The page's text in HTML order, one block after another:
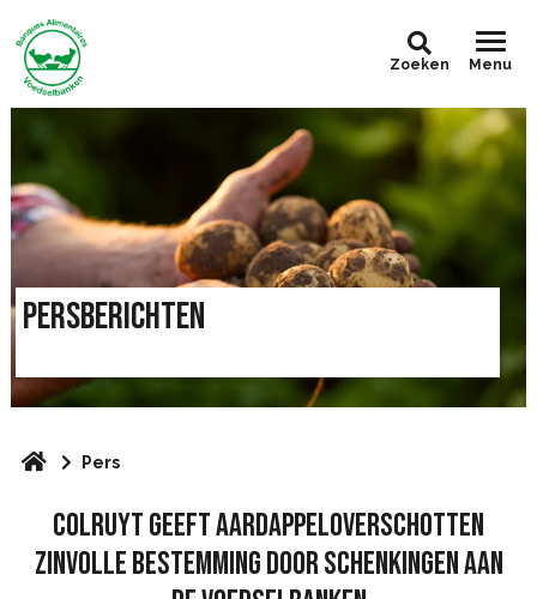
Zoeken Menu
PERSBERICHTEN
Pers
COLRUYT GEEFT AARDAPPELOVERSCHOTTEN
ZINVOLLE BESTEMMING DOOR SCHENKINGEN AAN